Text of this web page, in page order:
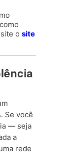
osite
Se você
— seja
a
rede